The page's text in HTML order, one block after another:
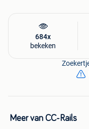
684x
bekeken
Meer van CC-Rails